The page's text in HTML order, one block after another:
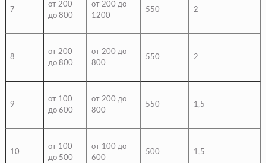
7
от 200
до 800
от 200 до
1200
550 2
8
от 200
до 800
от 200 до
800
550 2
9
от 100
до 600
от 200 до
800
550 1,5
10
от 100
до 500
от 100 до
600
500 1,5